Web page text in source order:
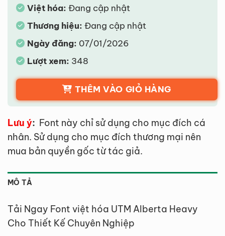
Việt hóa: Đang cập nhật
Thương hiệu: Đang cập nhật
Ngày đăng: 07/01/2026
Lượt xem: 348
THÊM VÀO GIỎ HÀNG
Lưu ý: Font này chỉ sử dụng cho mục đích cá
nhân. Sử dụng cho mục đích thương mại nên
mua bản quyền gốc từ tác giả.
MÔ TẢ
Tải Ngay Font việt hóa UTM Alberta Heavy
Cho Thiết Kế Chuyên Nghiệp